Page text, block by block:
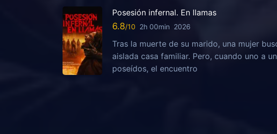
Posesión infernal. En llamas
6.8 2h 00min 2026
Tras la muerte de su marido, una mujer
aislada casa familiar. Pero, cuando uno a
poseídos, el encuentro